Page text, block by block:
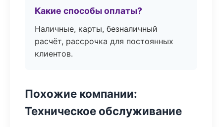
Какие способы оплаты?
Наличные, карты, безналичный
расчёт, рассрочка для постоянных
клиентов.
Похожие компании:
Техническое обслуживание